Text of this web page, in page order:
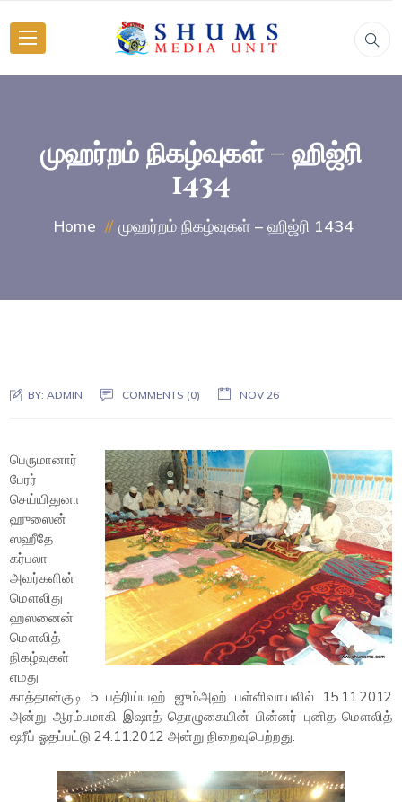
முஹர்றம் நிகழ்வுகள் – ஹிஜ்ரி
1434
Home முஹர்றம் நிகழ்வுகள் – ஹிஜ்ரி 1434
BY:ADMIN COMMENTS (0) NOV 26
பெருமானார்
பேரர்
செய்யிதுனா
ஹுஸைன்
ஸஹீதே
கர்பலா
அவர்களின்
மௌலிது
ஹஸனைன்
மௌலித்
நிகழ்வுகள்
எமது
காத்தான்குடி 5 பத்ரிய்யஹ் ஜும்அஹ் பள்ளிவாயலில் 15.11.2012
அன்று ஆரம்பமாகி இஷாத் தொழுகையின் பின்னர் புனித மௌலித்
ஷரீப் ஓதப்பட்டு 24.11.2012 அன்று நிறைவுபெற்றது.